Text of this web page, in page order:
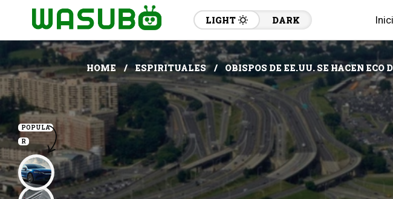
LIGHT DARK
HOME ESPIRITUALES OBISPOS DE EE.UU. SE HACEN
POPULA
R